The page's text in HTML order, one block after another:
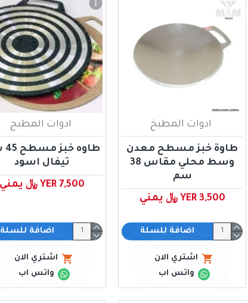
ادوات المطبخ
طاوة خبز مسطح معدن
وسط محلي مقاس 38
سم
YER 3,500 ﷼ يمني
اضافة للسلة
اشتري الان
واتس اب
ادوات المطبخ
تيفال اسود
YER 7,500 ﷼ يمني
اضافة للسلة
اشتري الان
واتس اب